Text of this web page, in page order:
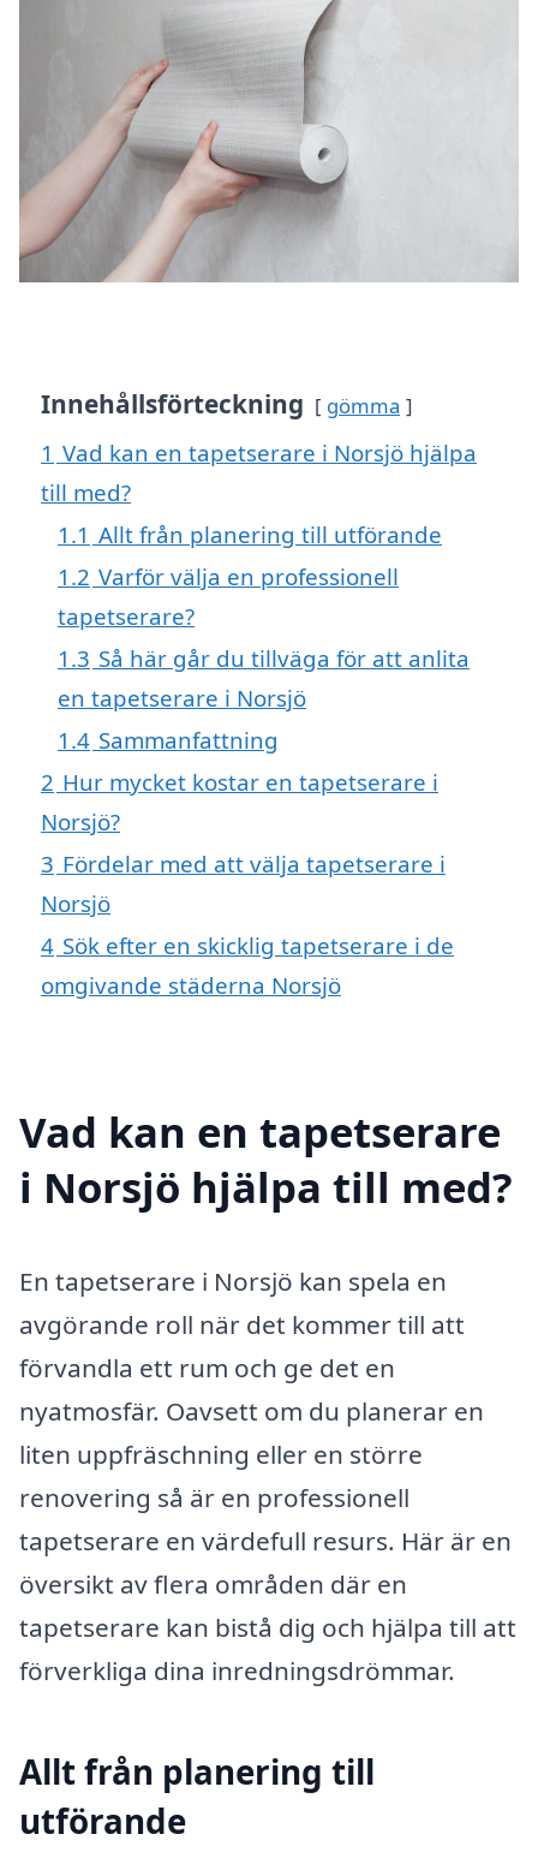
Innehållsförteckning gömma
1 Vad kan en tapetserare i Norsjö hjälpa
till med?
1.1 Allt från planering till utförande
1.2 Varför välja en professionell
tapetserare?
1.3 Så här går du tillväga för att anlita
en tapetserare i Norsjö
1.4 Sammanfattning
2 Hur mycket kostar en tapetserare i
Norsjö?
3 Fördelar med att välja tapetserare i
Norsjö
4 Sök efter en skicklig tapetserare i de
omgivande städerna Norsjö
Vad kan en tapetserare
i Norsjö hjälpa till med?
En tapetserare i Norsjö kan spela en
avgörande roll när det kommer till att
förvandla ett rum och ge det en
nyatmosfär. Oavsett om du planerar en
liten uppfräschning eller en större
renovering så är en professionell
tapetserare en värdefull resurs. Här är en
översikt av flera områden där en
tapetserare kan bistå dig och hjälpa till att
förverkliga dina inredningsdrömmar.
Allt från planering till
utförande